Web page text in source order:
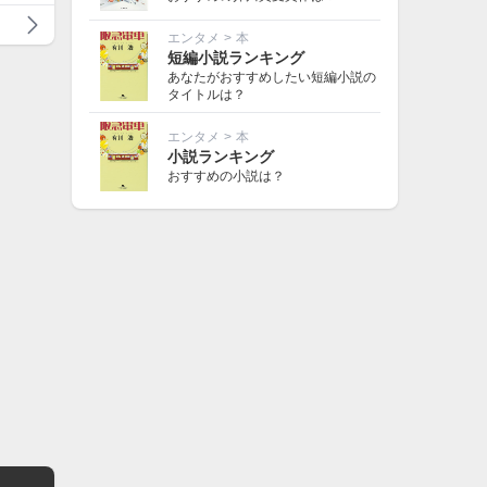
エンタメ > 本
短編小説ランキング
あなたがおすすめしたい短編小説の
タイトルは？
エンタメ > 本
小説ランキング
おすすめの小説は？